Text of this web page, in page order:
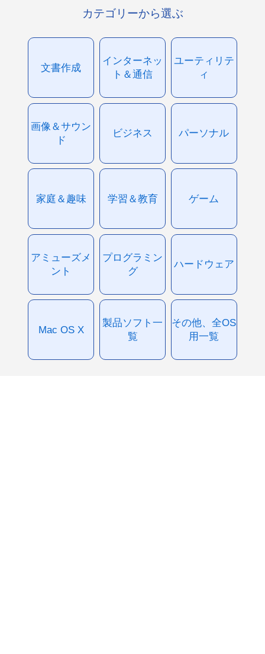
カテゴリーから選ぶ
文書作成
インターネッ
ト＆通信
ユーティリテ
ィ
画像＆サウン
ド
ビジネス パーソナル
家庭＆趣味 学習＆教育 ゲーム
アミューズメ
ント
プログラミン
グ
ハードウェア
Mac OS X
製品ソフト一
覧
その他、全OS
用一覧